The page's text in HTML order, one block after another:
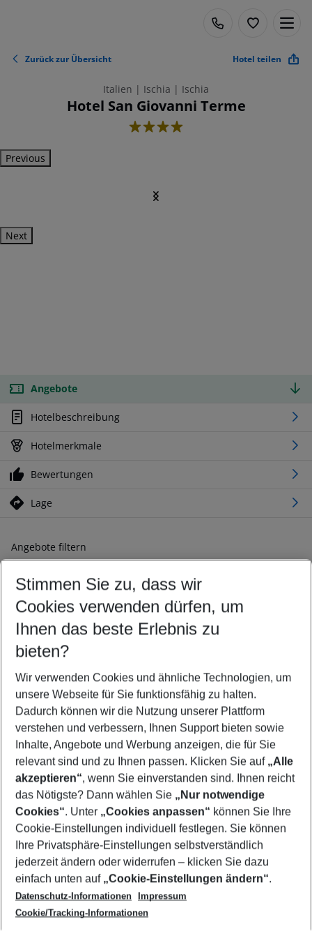
Zurück zur Übersicht Hotel teilen
Italien | Ischia | Ischia
Hotel San Giovanni Terme
4
Previous
Next
Angebote
Hotelbeschreibung
Hotelmerkmale
Bewertungen
Lage
Angebote filtern
Ändern Sie Ihre Kriterien nach Ihren Wünschen
Abflughafen wählen
Beliebiger Abflughafen
Reisezeitraum wählen
10.08.26– 08.08.27 5-8 Nächte
2 Erwachsene Keine Kinder
Mehr Filter anzeigen
Footer
Footer navigation
Über uns
AGB
Cookie-Einstellungen ändern
Cookie-Richtlinie
Datenschutz
Service & Hilfe
Barrierefreies Reisen
Check-in
Folgen Sie uns
Stimmen Sie zu, dass wir
Cookies verwenden dürfen, um
Ihnen das beste Erlebnis zu
bieten?
Wir verwenden Cookies und ähnliche Technologien, um
unsere Webseite für Sie funktionsfähig zu halten.
Dadurch können wir die Nutzung unserer Plattform
verstehen und verbessern, Ihnen Support bieten sowie
Inhalte, Angebote und Werbung anzeigen, die für Sie
relevant sind und zu Ihnen passen. Klicken Sie auf „Alle
akzeptieren“, wenn Sie einverstanden sind. Ihnen reicht
das Nötigste? Dann wählen Sie „Nur notwendige
Cookies“. Unter „Cookies anpassen“ können Sie Ihre
Cookie-Einstellungen individuell festlegen. Sie können
Ihre Privatsphäre-Einstellungen selbstverständlich
jederzeit ändern oder widerrufen – klicken Sie dazu
einfach unten auf „Cookie-Einstellungen ändern“.
Datenschutz-Informationen
Impressum
Cookie/Tracking-Informationen